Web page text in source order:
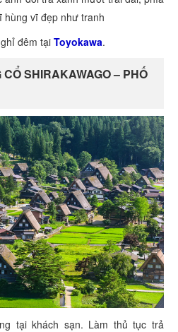
hùng vĩ đẹp như tranh
đêm tại Toyokawa.
SHIRAKAWAGO – PHỐ
tại khách sạn. Làm thủ tục trả